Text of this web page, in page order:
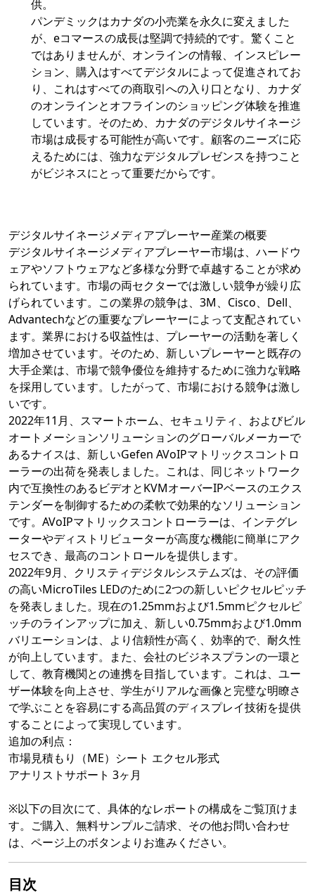
供。
パンデミックはカナダの小売業を永久に変えました
が、eコマースの成長は堅調で持続的です。驚くこと
ではありませんが、オンラインの情報、インスピレー
ション、購入はすべてデジタルによって促進されてお
り、これはすべての商取引への入り口となり、カナダ
のオンラインとオフラインのショッピング体験を推進
しています。そのため、カナダのデジタルサイネージ
市場は成長する可能性が高いです。顧客のニーズに応
えるためには、強力なデジタルプレゼンスを持つこと
がビジネスにとって重要だからです。
デジタルサイネージメディアプレーヤー産業の概要
デジタルサイネージメディアプレーヤー市場は、ハードウ
ェアやソフトウェアなど多様な分野で卓越することが求め
られています。市場の両セクターでは激しい競争が繰り広
げられています。この業界の競争は、3M、Cisco、Dell、
Advantechなどの重要なプレーヤーによって支配されてい
ます。業界における収益性は、プレーヤーの活動を著しく
増加させています。そのため、新しいプレーヤーと既存の
大手企業は、市場で競争優位を維持するために強力な戦略
を採用しています。したがって、市場における競争は激し
いです。
2022年11月、スマートホーム、セキュリティ、およびビル
オートメーションソリューションのグローバルメーカーで
あるナイスは、新しいGefen AVoIPマトリックスコントロ
ーラーの出荷を発表しました。これは、同じネットワーク
内で互換性のあるビデオとKVMオーバーIPベースのエクス
テンダーを制御するための柔軟で効果的なソリューション
です。AVoIPマトリックスコントローラーは、インテグレ
ーターやディストリビューターが高度な機能に簡単にアク
セスでき、最高のコントロールを提供します。
2022年9月、クリスティデジタルシステムズは、その評価
の高いMicroTiles LEDのために2つの新しいピクセルピッチ
を発表しました。現在の1.25mmおよび1.5mmピクセルピ
ッチのラインアップに加え、新しい0.75mmおよび1.0mm
バリエーションは、より信頼性が高く、効率的で、耐久性
が向上しています。また、会社のビジネスプランの一環と
して、教育機関との連携を目指しています。これは、ユー
ザー体験を向上させ、学生がリアルな画像と完璧な明瞭さ
で学ぶことを容易にする高品質のディスプレイ技術を提供
することによって実現しています。
追加の利点：
市場見積もり（ME）シート エクセル形式
アナリストサポート 3ヶ月
※以下の目次にて、具体的なレポートの構成をご覧頂けま
す。ご購入、無料サンプルご請求、その他お問い合わせ
は、ページ上のボタンよりお進みください。
目次